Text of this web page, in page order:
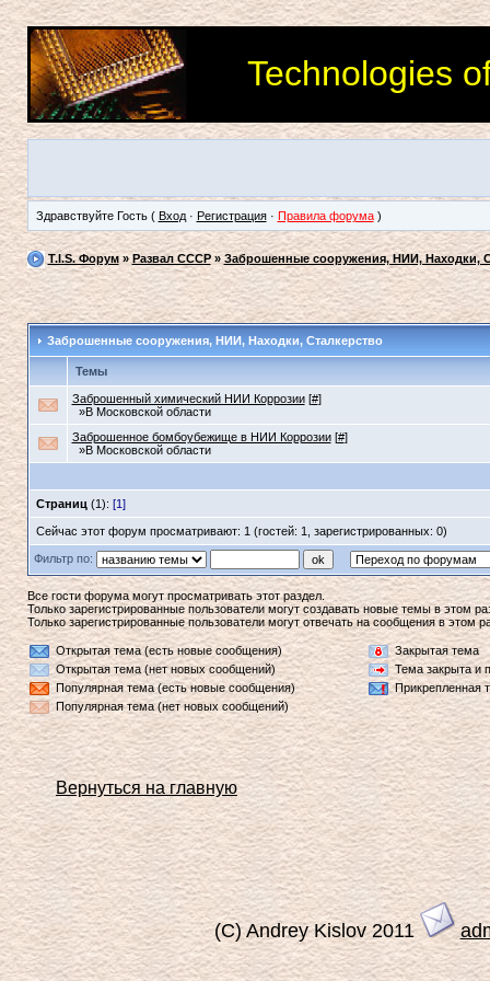
Technologies
Здравствуйте Гость ( Вход· Регистрация· Правила форума)
T.I.S. Форум» Развал СССР»Заброшенные сооружения, НИИ, Находки,
Заброшенные сооружения, НИИ, Находки, Сталкерство
Темы
Заброшенный химический НИИ Коррозии[#]
»В Московской области
Заброшенное бомбоубежище в НИИ Коррозии[#]
»В Московской области
Страниц (1): [1]
Сейчас этот форум просматривают: 1 (гостей: 1, зарегистрированных: 0)
Фильтр по:
Все гости форума могут просматривать этот раздел.
Только зарегистрированные пользователи могут создавать новые темы в этом
Только зарегистрированные пользователи могут отвечать на сообщения в этом
Открытая тема (есть новые сообщения)
Закрытая тема
Открытая тема (нет новых сообщений)
Тема закрыта и
Популярная тема (есть новые сообщения)
Прикрепленная
Популярная тема (нет новых сообщений)
Вернуться на главную
(C) Andrey Kislov 2011